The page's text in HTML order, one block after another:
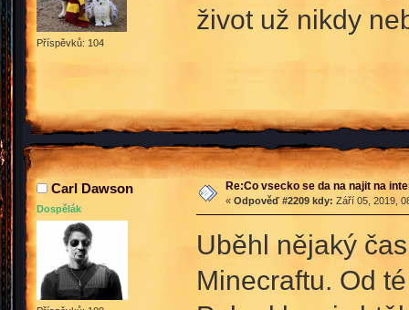
Příspěvků: 104
život už nikdy
Carl Dawson
Dospělák
Re:Co vsecko se da na najit na
« Odpověď #2209 kdy: Září 05, 2019,
Uběhl nějaký
Minecraftu. Od